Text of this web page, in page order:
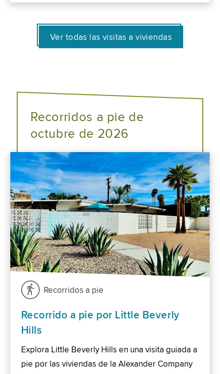
Ver todas las visitas a viviendas
Recorridos a pie de
octubre de 2026
Recorridos a pie
Recorrido a pie por Little Beverly
Hills
Explora Little Beverly Hills en una visita guiada a
pie por las viviendas de la Alexander Company